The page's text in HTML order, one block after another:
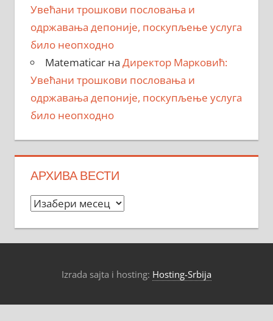
Увећани трошкови пословања и
одржавања депоније, поскупљење услуга
било неопходно
Matematicarна Директор Марковић:
Увећани трошкови пословања и
одржавања депоније, поскупљење услуга
било неопходно
АРХИВА ВЕСТИ
Архива
Izrada sajta i hosting: Hosting-Srbija